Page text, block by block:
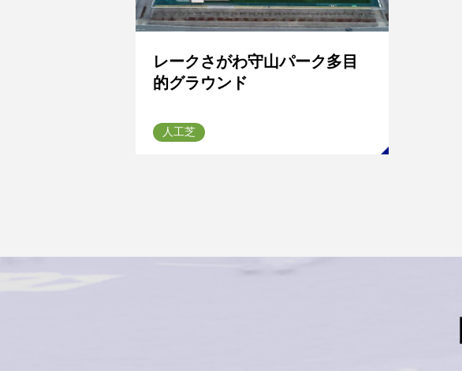
レークさがわ守山パーク多目
的グラウンド
人工芝